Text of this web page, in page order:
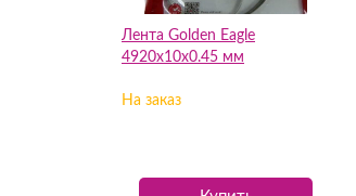
Лента Golden Eagle
4920х10х0.45 мм
На заказ